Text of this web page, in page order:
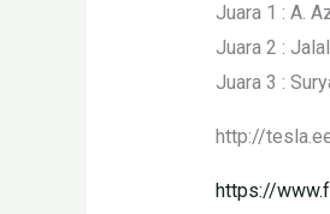
Juara 1 : A.
Juara 2 :
Juara 3 :
http://
https://